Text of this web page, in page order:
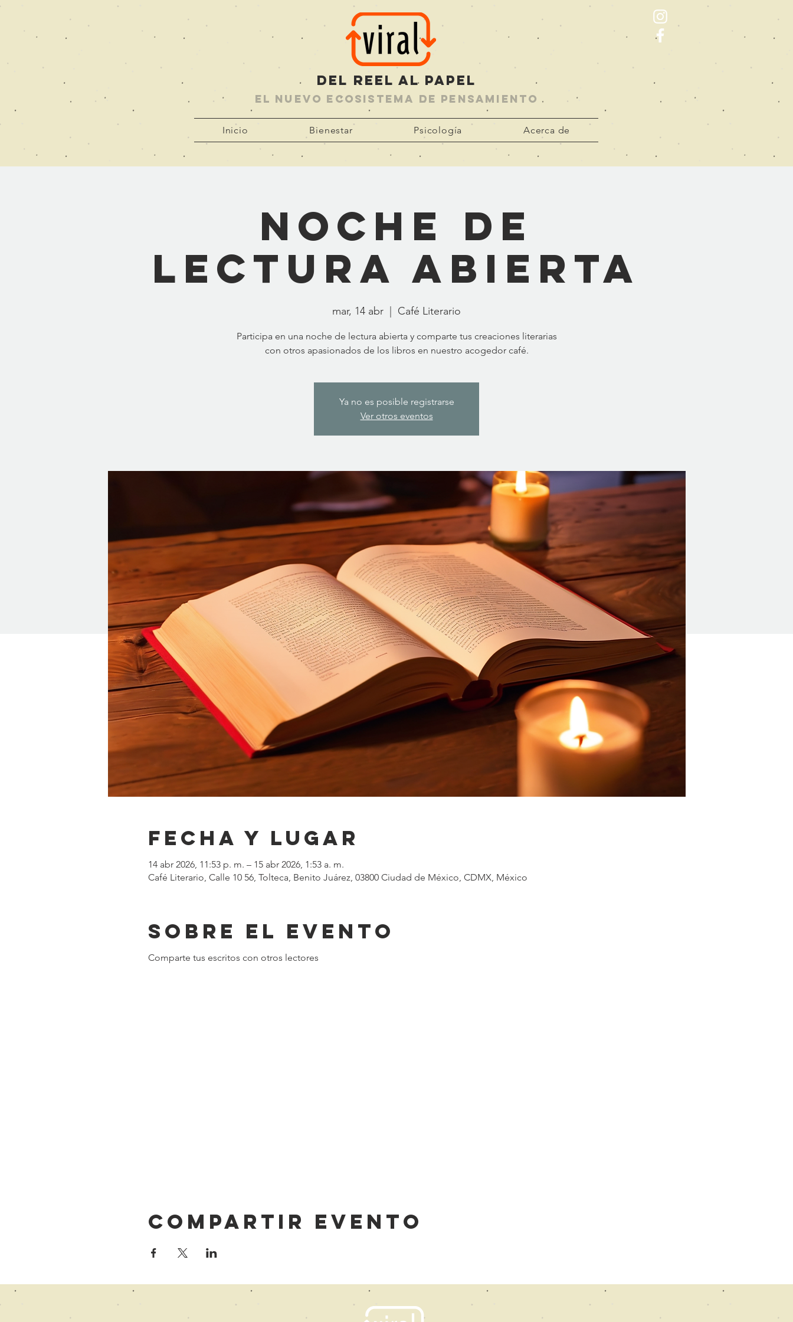
DEL reel AL PAPEL
EL nuevo ecosistema de pensamiento
Inicio Bienestar Psicología Acerca de
Noche de
Lectura Abierta
mar, 14 abr Café Literario
Participa en una noche de lectura abierta y comparte tus creaciones literarias
con otros apasionados de los libros en nuestro acogedor café.
Ya no es posible registrarse
Ver otros eventos
Fecha y lugar
14 abr 2026, 11:53 p. m. – 15 abr 2026, 1:53 a. m.
Café Literario, Calle 10 56, Tolteca, Benito Juárez, 03800 Ciudad de México, CDMX, México
Sobre el evento
Comparte tus escritos con otros lectores
Compartir evento